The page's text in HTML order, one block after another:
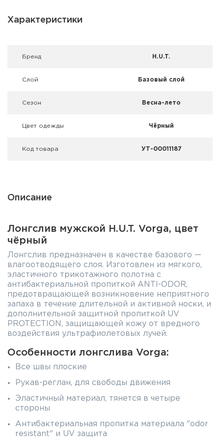
Характеристики
Брeнд H.U.T.
Слой Базовый слой
Сезон Весна-лето
Цвет одежды Чёрный
Код товара УТ-00011187
Описание
Лонгслив мужской H.U.T. Vorga, цвет
чёрный
Лонгслив предназначен в качестве базового —
влагоотводящего слоя. Изготовлен из мягкого,
эластичного трикотажного полотна с
антибактериальной пропиткой ANTI-ODOR,
предотвращающей возникновение неприятного
запаха в течение длительной и активной носки, и
дополнительной защитной пропиткой UV
PROTECTION, защищающей кожу от вредного
воздействия ультрафиолетовых лучей.
Особенности лонгслива Vorga:
Все швы плоские
Рукав-реглан, для свободы движения
Эластичный материал, тянется в четыре
стороны
Антибактериальная пропитка материала "odor
resistant" и UV защита